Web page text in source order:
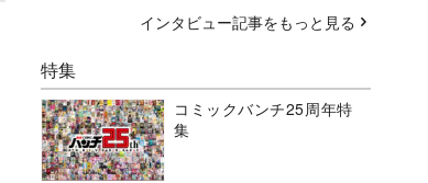
インタビュー記事をもっと見る
特集
コミックバンチ25周年特
集